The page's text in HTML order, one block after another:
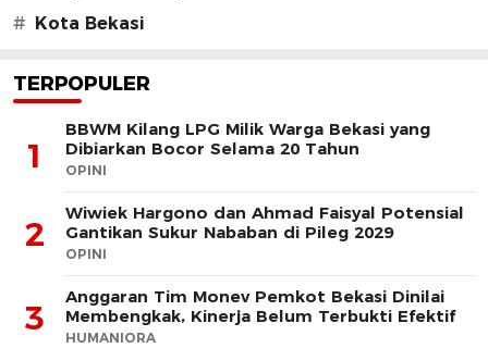
# Kota Bekasi
TERPOPULER
1
BBWM Kilang LPG Milik Warga Bekasi yang
Dibiarkan Bocor Selama 20 Tahun
OPINI
2
Wiwiek Hargono dan Ahmad Faisyal Potensial
Gantikan Sukur Nababan di Pileg 2029
OPINI
3
Anggaran Tim Monev Pemkot Bekasi Dinilai
Membengkak, Kinerja Belum Terbukti Efektif
HUMANIORA